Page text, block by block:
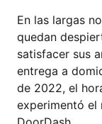
En las largas
quedan
satisfacer sus
entrega a
de 2022, el
experimentó el